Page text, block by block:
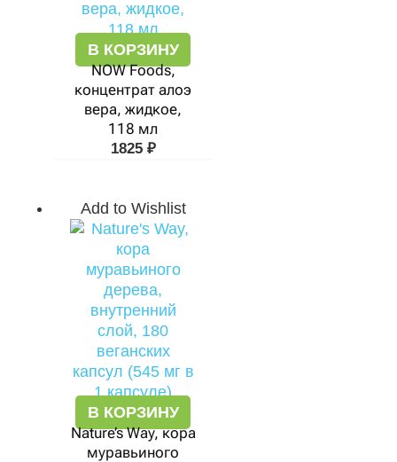
В КОРЗИНУ
NOW Foods,
концентрат алоэ
вера, жидкое,
118 мл
1825 ₽
Add to Wishlist
В КОРЗИНУ
Nature’s Way, кора
муравьиного